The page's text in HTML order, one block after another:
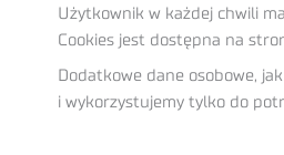
Użytkownik w każdej chwili
Cookies jest dostępna na
Dodatkowe dane osobowe,
i wykorzystujemy tylko do